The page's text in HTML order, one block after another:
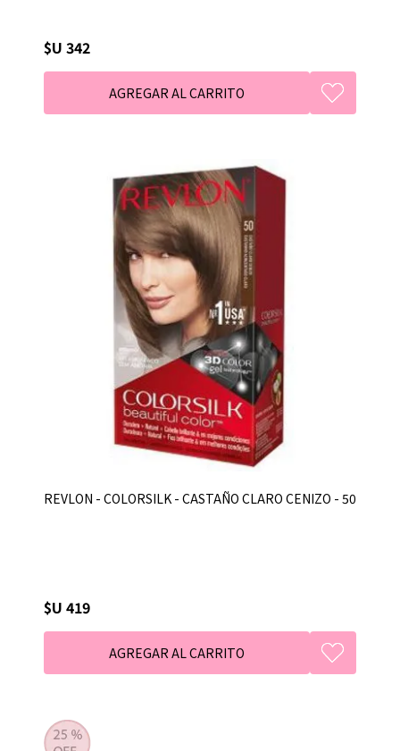
$U 342
REVLON - COLORSILK - CASTAÑO CLARO CENIZO - 50
$U 419